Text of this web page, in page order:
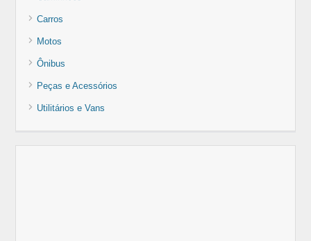
Carros
Motos
Ônibus
Peças e Acessórios
Utilitários e Vans